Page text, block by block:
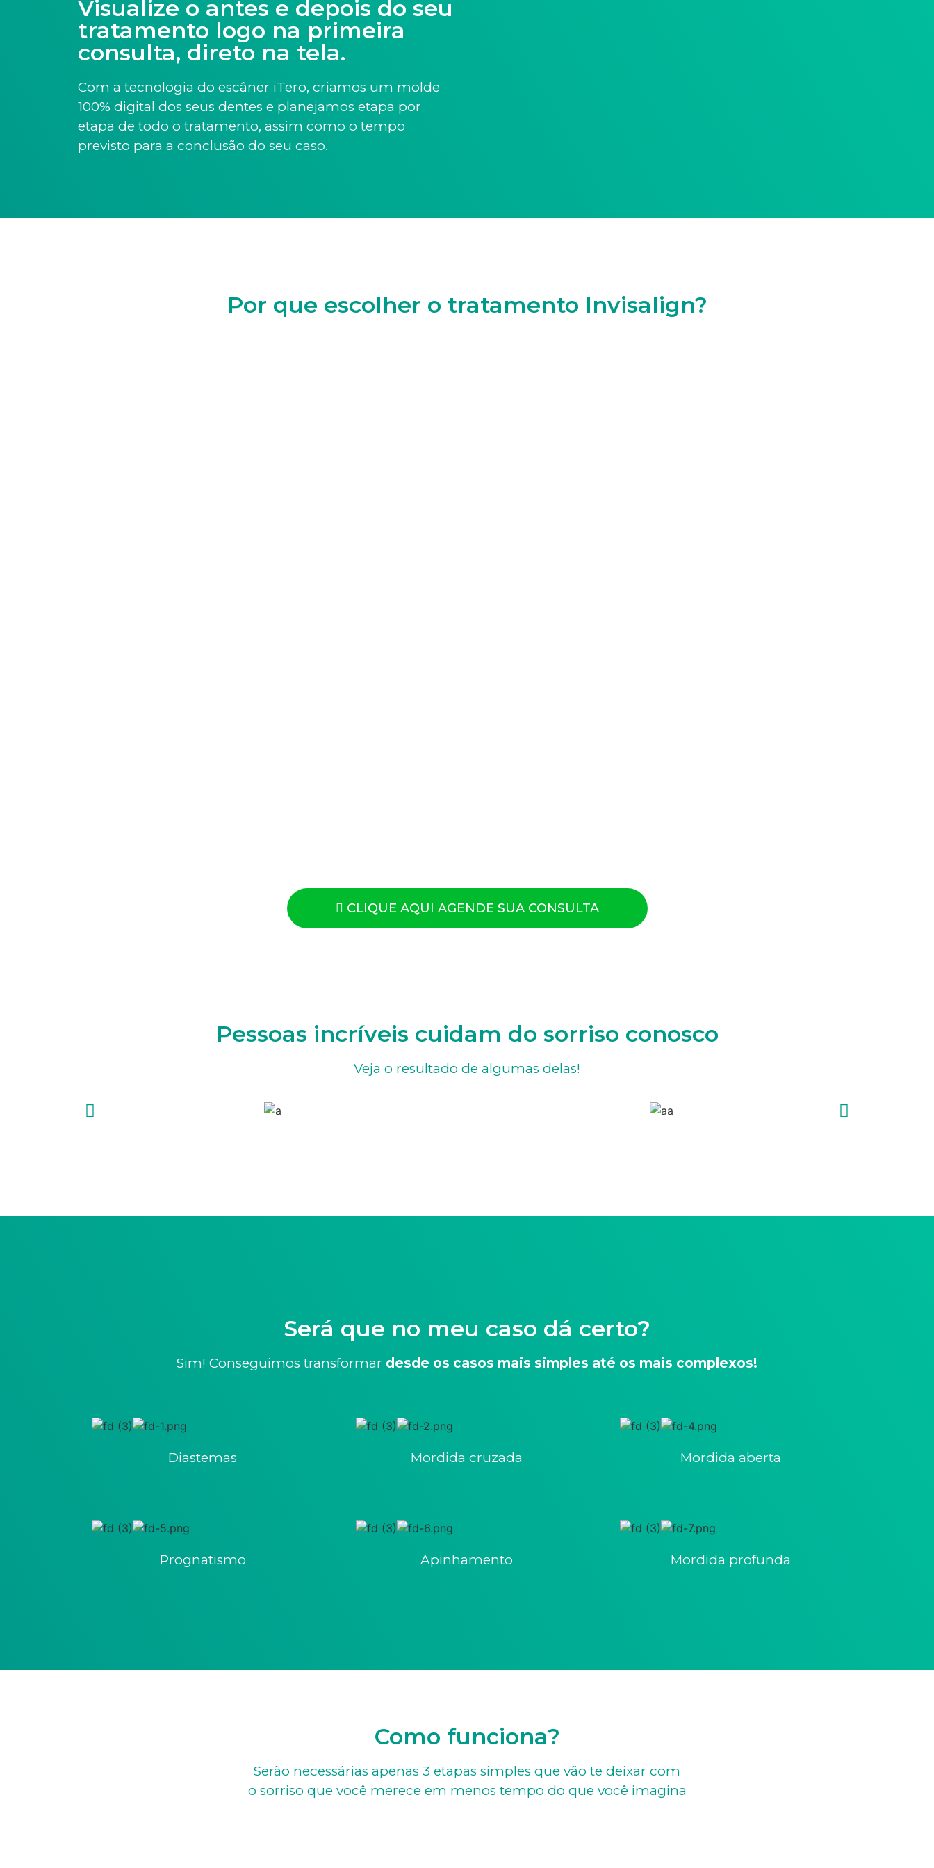
Visualize o antes e depois do seu
tratamento logo na primeira
consulta, direto na tela.
Com a tecnologia do escâner iTero, criamos um molde
100% digital dos seus dentes e planejamos etapa por
etapa de todo o tratamento, assim como o tempo
previsto para a conclusão do seu caso.
Por que escolher o tratamento Invisalign?
CLIQUE AQUI AGENDE SUA CONSULTA
Pessoas incríveis cuidam do sorriso conosco
Veja o resultado de algumas delas!
Será que no meu caso dá certo?
Sim! Conseguimos transformar desde os casos mais simples até os mais complexos!
Diastemas Mordida cruzada Mordida aberta
Prognatismo Apinhamento Mordida profunda
Como funciona?
Serão necessárias apenas 3 etapas simples que vão te deixar com
o sorriso que você merece em menos tempo do que você imagina